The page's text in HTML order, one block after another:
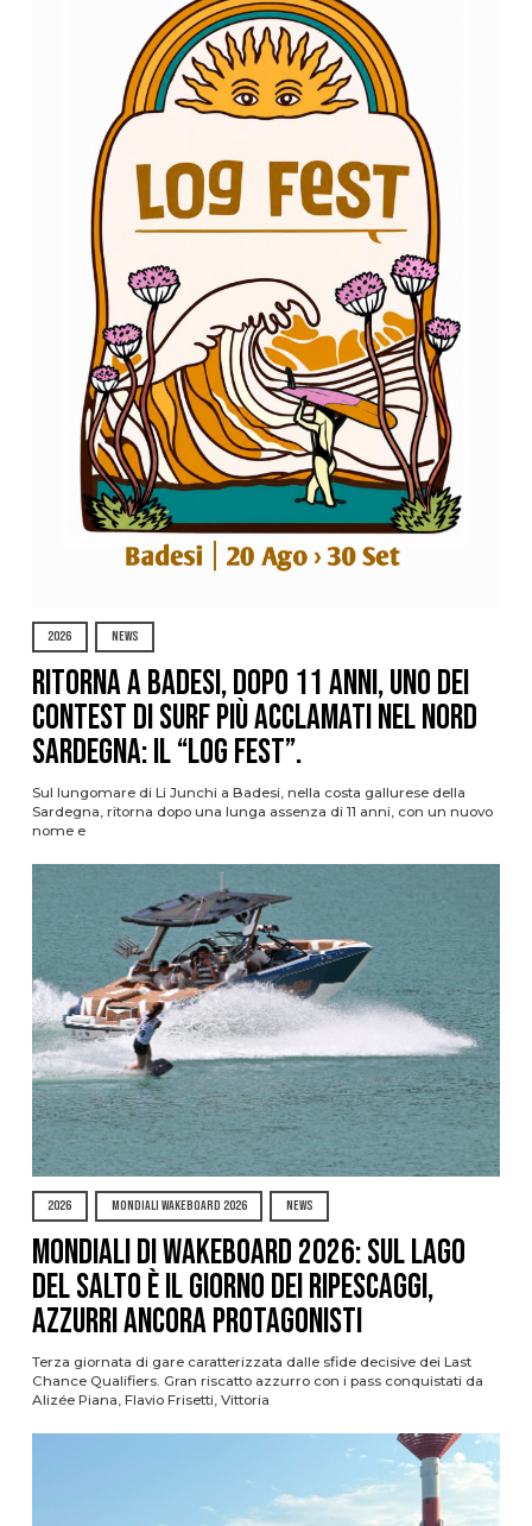
2026 NEWS
Ritorna a Badesi, dopo 11 anni, uno dei
contest di surf più acclamati nel nord
Sardegna: il “Log Fest”.
Sul lungomare di Li Junchi a Badesi, nella costa gallurese della
Sardegna, ritorna dopo una lunga assenza di 11 anni, con un nuovo
nome e
2026 MONDIALI WAKEBOARD 2026 NEWS
Mondiali di Wakeboard 2026: sul Lago
del Salto è il giorno dei ripescaggi,
azzurri ancora protagonisti
Terza giornata di gare caratterizzata dalle sfide decisive dei Last
Chance Qualifiers. Gran riscatto azzurro con i pass conquistati da
Alizée Piana, Flavio Frisetti, Vittoria